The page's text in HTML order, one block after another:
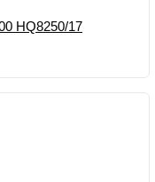
HQ8250/17